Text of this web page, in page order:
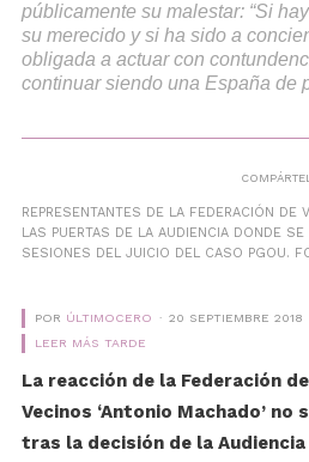
públicamente su malestar: “Si
su merecido y si ha sido a
obligada a actuar con
continuar siendo una España de
REPRESENTANTES DE LA FEDERACIÓN DE
LAS PUERTAS DE LA AUDIENCIA DONDE
SESIONES DEL JUICIO DEL CASO PGOU.
POR ÚLTIMOCERO
20 SEPTIEMBRE 2018
LEER MÁS TARDE
La reacción de la Federación
Vecinos ‘Antonio Machado’ no
tras la decisión de la